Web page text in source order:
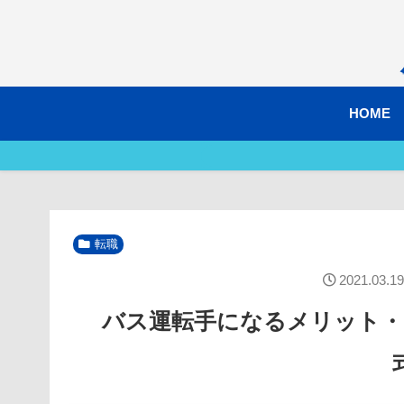
HOME
転職
バス運転手になるメリット
2021.03.19